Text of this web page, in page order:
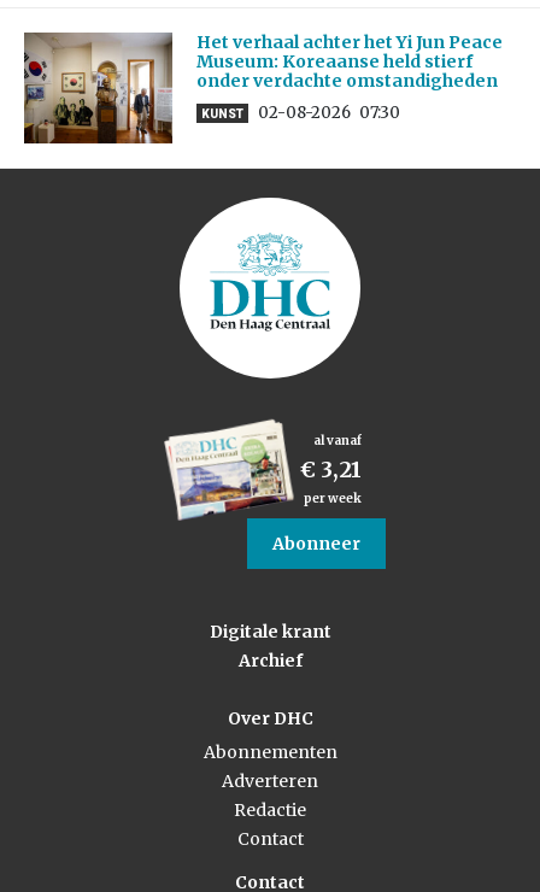
Het verhaal achter het Yi Jun Peace
Museum: Koreaanse held stierf
onder verdachte omstandigheden
KUNST 02-08-2026 07:30
al vanaf
€ 3,21
per week
Abonneer
Digitale krant
Archief
Over DHC
Abonnementen
Adverteren
Redactie
Contact
Contact